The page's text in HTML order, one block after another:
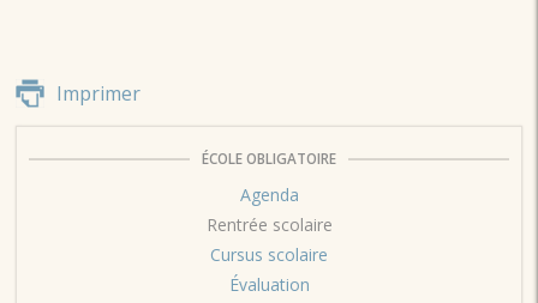
Imprimer
ÉCOLE OBLIGATOIRE
Agenda
Rentrée scolaire
Cursus scolaire
Évaluation